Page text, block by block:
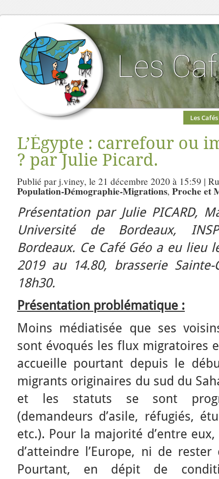
Les Cafés
L’Égypte : carrefour ou
? par Julie Picard.
Publié par j.viney, le 21 décembre 2020 à 15:59 |
Population-Démographie-Migrations, Proche et
Présentation par Julie PICARD,
Université de Bordeaux,
Bordeaux. Ce Café Géo a eu lieu
2019 au 14.80, brasserie
18h30.
Présentation problématique :
Moins médiatisée que ses
sont évoqués les flux migratoires
accueille pourtant depuis le
migrants originaires du sud du
et les statuts se sont
(demandeurs d’asile, réfugiés,
etc.). Pour la majorité d’entre
d’atteindre l’Europe, ni de
Pourtant, en dépit de